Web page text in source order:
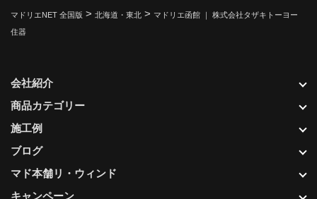
マドリエNET 全国版 > 北海道・東北 > マドリエ函館 ｜ 株式会社タザキトーヨー
住器
会社紹介
商品カテゴリー
施工例
ブログ
マド本舗リ・ウィンド
キャンペーン